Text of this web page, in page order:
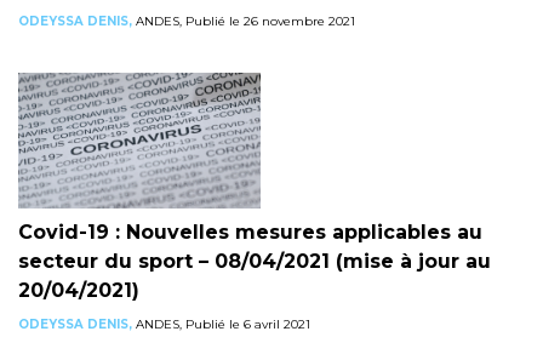
ODEYSSA DENIS, ANDES, Publié le 26 novembre 2021
Covid-19 : Nouvelles mesures applicables au
secteur du sport – 08/04/2021 (mise à jour au
20/04/2021)
ODEYSSA DENIS, ANDES, Publié le 6 avril 2021